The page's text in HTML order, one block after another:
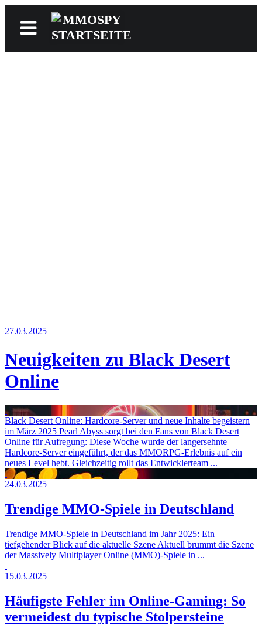
Follow us
Anmelden
27.03.2025
Neuigkeiten zu Black Desert
Online
Black Desert Online: Hardcore-Server und neue Inhalte begeistern
im März 2025 Pearl Abyss sorgt bei den Fans von Black Desert
Online für Aufregung: Diese Woche wurde der langersehnte
Hardcore-Server eingeführt, der das MMORPG-Erlebnis auf ein
neues Level hebt. Gleichzeitig rollt das Entwicklerteam ...
24.03.2025
Trendige MMO-Spiele in Deutschland
Trendige MMO-Spiele in Deutschland im Jahr 2025: Ein
tiefgehender Blick auf die aktuelle Szene Aktuell brummt die Szene
der Massively Multiplayer Online (MMO)-Spiele in ...
15.03.2025
Häufigste Fehler im Online-Gaming: So
vermeidest du typische Stolpersteine